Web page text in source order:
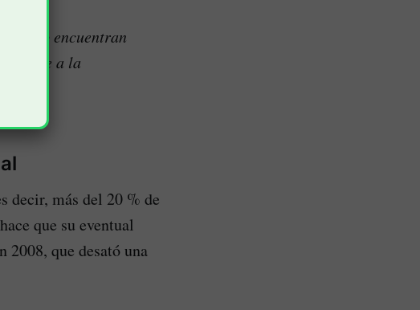
no encuentran
frente a la
decir, más del 20 % de
que su eventual
2008, que desató una